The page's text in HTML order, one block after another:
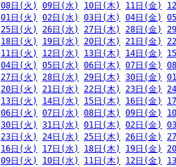
08日(火) 09日(水) 10日(木) 11日(金)
01日(火) 02日(水) 03日(木) 04日(金)
25日(火) 26日(水) 27日(木) 28日(金)
18日(火) 19日(水) 20日(木) 21日(金)
11日(火) 12日(水) 13日(木) 14日(金)
04日(火) 05日(水) 06日(木) 07日(金)
27日(火) 28日(水) 29日(木) 30日(金)
20日(火) 21日(水) 22日(木) 23日(金)
13日(火) 14日(水) 15日(木) 16日(金)
06日(火) 07日(水) 08日(木) 09日(金)
30日(火) 31日(水) 01日(木) 02日(金)
23日(火) 24日(水) 25日(木) 26日(金)
16日(火) 17日(水) 18日(木) 19日(金)
09日(火) 10日(水) 11日(木) 12日(金)